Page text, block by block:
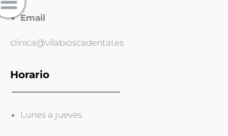
Email
clinica@vilabioscadental.es
Horario
Lunes a jueves